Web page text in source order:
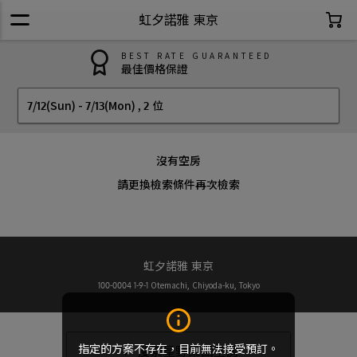
指定的方案不存在，目前無法接受預訂。
虹夕諾雅 東京
BEST RATE GUARANTEED
最佳價格保證
7/12(Sun) - 7/13(Mon) , 2 位
沒有空房
請更換檢索條件再次檢索
虹夕諾雅 東京
100-0004 1-9-1 Otemachi, Chiyoda-ku, Tokyo
搜索星野集團空房